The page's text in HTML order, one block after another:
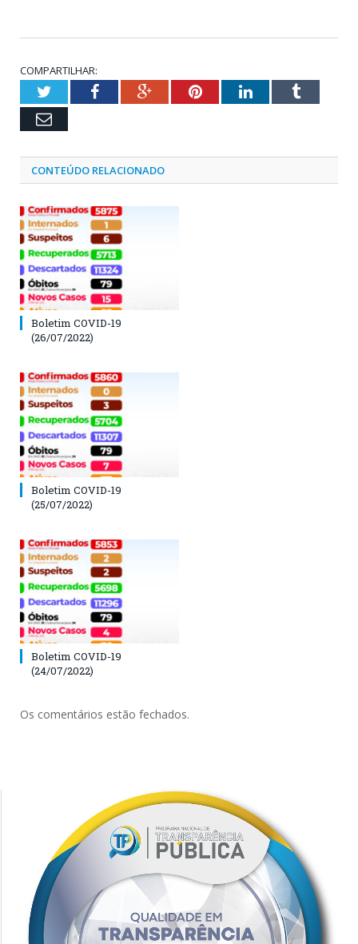
COMPARTILHAR:
TwitterFacebookGoogle+PinterestLinkedInTumblr
Email
CONTEÚDO RELACIONADO
Boletim COVID-19
(26/07/2022)
Boletim COVID-19
(25/07/2022)
Boletim COVID-19
(24/07/2022)
Os comentários estão fechados.